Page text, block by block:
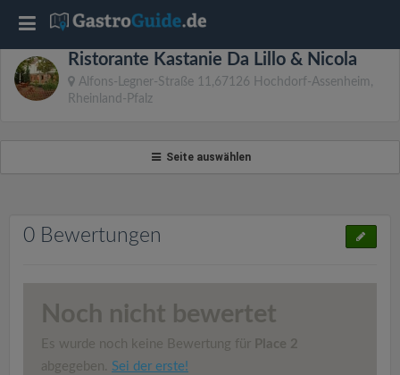
Ristorante Kastanie Da Lillo & Nicola
Alfons-Legner-Straße 11,67126 Hochdorf-Assenheim,
Rheinland-Pfalz
Seite auswählen
0 Bewertungen
Noch nicht bewertet
Es wurde noch keine Bewertung für Place 2
abgegeben. Sei der erste!
T
o